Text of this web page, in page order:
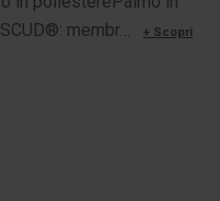
membr…
+ Scopri